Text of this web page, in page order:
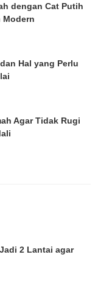
dengan Cat Putih
Modern
Hal yang Perlu
Agar Tidak Rugi
2 Lantai agar